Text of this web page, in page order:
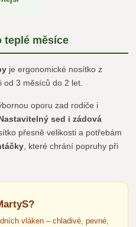
teplé měsíce
je ergonomické nosítko z
3 měsíců do 2 let.
oporu zad rodiče i
sed i zádová
přesně velikosti a potřebám
, které chrání popruhy při
vláken – chladivé, pevné,